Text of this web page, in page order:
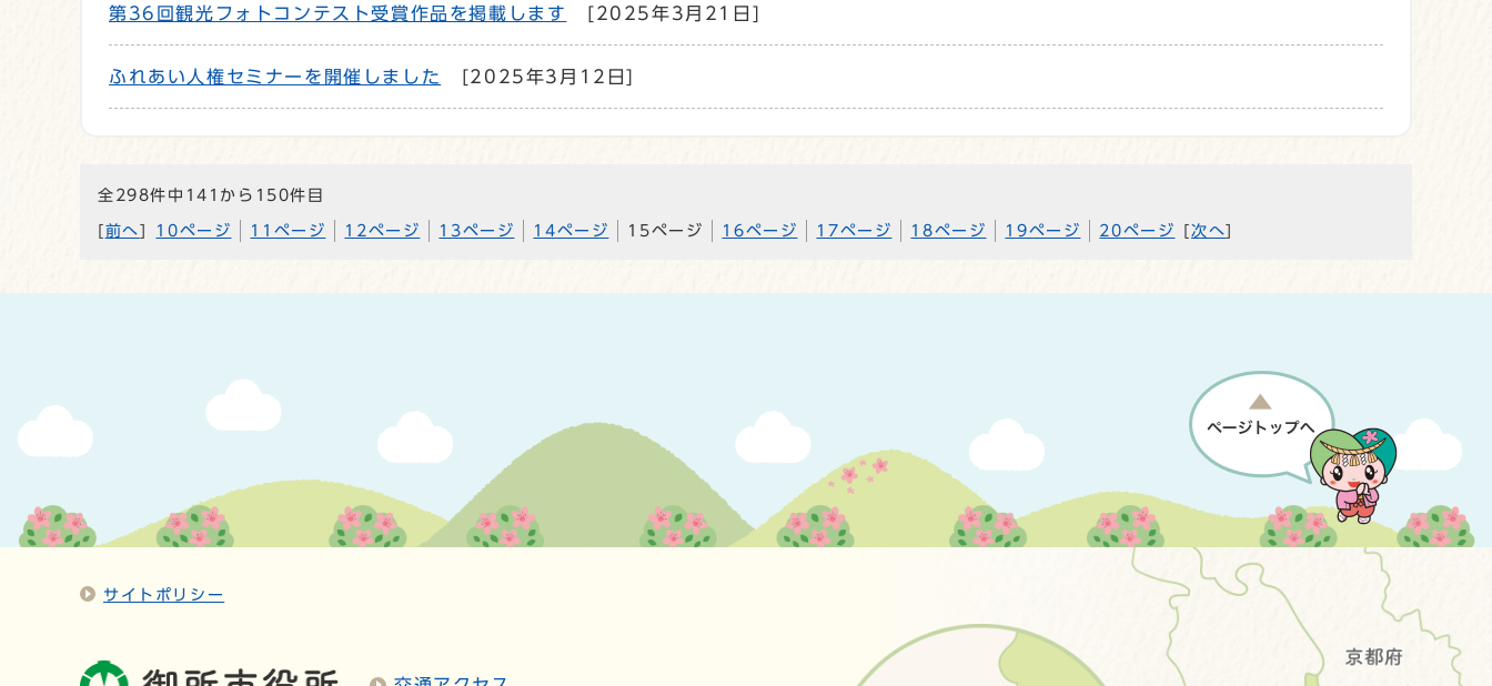
第36回観光フォトコンテスト受賞作品を掲載します [2025年3月21日]
ふれあい人権セミナーを開催しました [2025年3月12日]
全298件中141から150件目
前へ 10ページ 11ページ 12ページ 13ページ 14ページ 15ページ 16ページ 17ページ 18ページ 19ページ 20ページ [次へ
サイトポリシー